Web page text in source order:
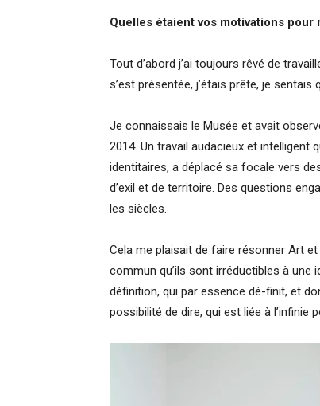
Quelles étaient vos motivations
Tout d’abord j’ai toujours rêvé de
s’est présentée, j’étais prête, je sentais
Je connaissais le Musée et avait
2014. Un travail audacieux et intelligent
identitaires, a déplacé sa focale vers
d’exil et de territoire. Des questions
les siècles.
Cela me plaisait de faire résonner Art
commun qu’ils sont irréductibles à une
définition, qui par essence dé-finit, et
possibilité de dire, qui est liée à l’infinie